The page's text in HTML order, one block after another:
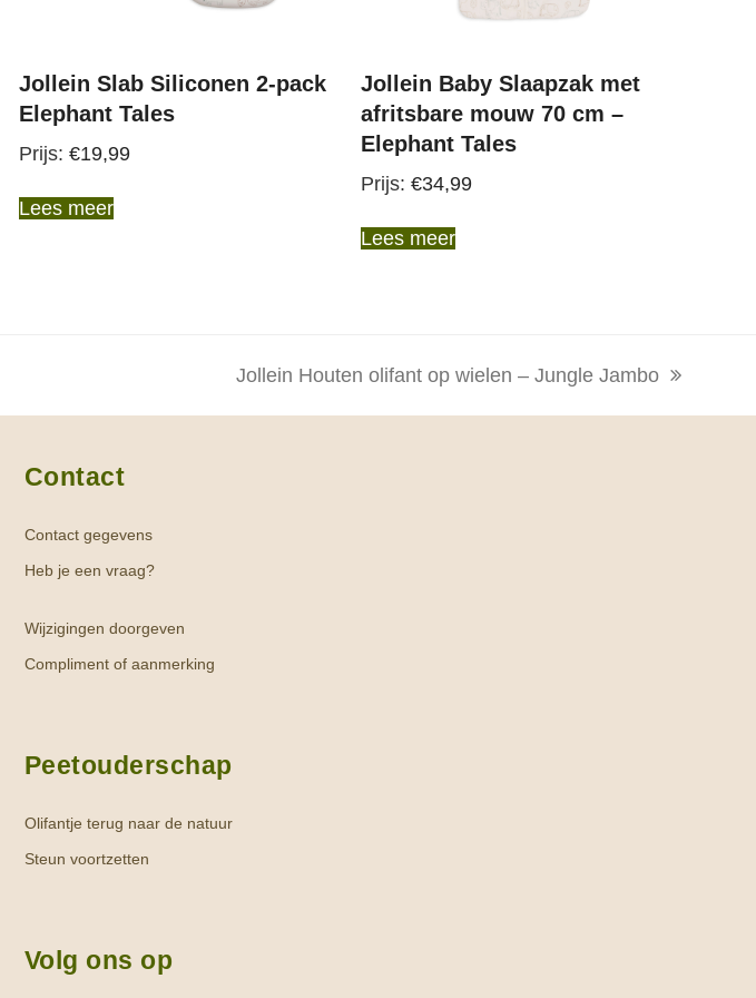
Jollein Slab Siliconen 2-pack
Elephant Tales
€19,99
Lees meer
Jollein Baby Slaapzak met
afritsbare mouw 70 cm –
Elephant Tales
€34,99
Lees meer
Jollein Houten olifant op wielen – Jungle Jambo
Contact
Contact gegevens
Heb je een vraag?
Wijzigingen doorgeven
Compliment of aanmerking
Peetouderschap
Olifantje terug naar de natuur
Steun voortzetten
Volg ons op